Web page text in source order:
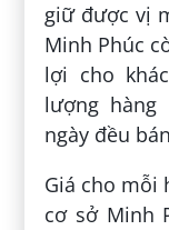
giữ được vị
Minh Phúc
lợi cho
lượng
ngày đều
Giá cho mỗi
cơ sở Minh